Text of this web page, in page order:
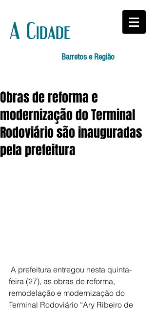
A Cidade
Barretos e Região
Obras de reforma e
modernização do Terminal
Rodoviário são inauguradas
pela prefeitura
feira (27), as obras de reforma,
remodelação e modernização do
Terminal Rodoviário “Ary Ribeiro de